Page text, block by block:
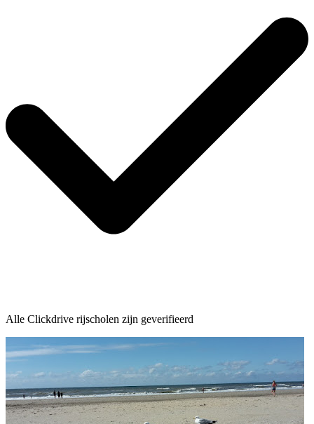
Alle Clickdrive rijscholen zijn geverifieerd